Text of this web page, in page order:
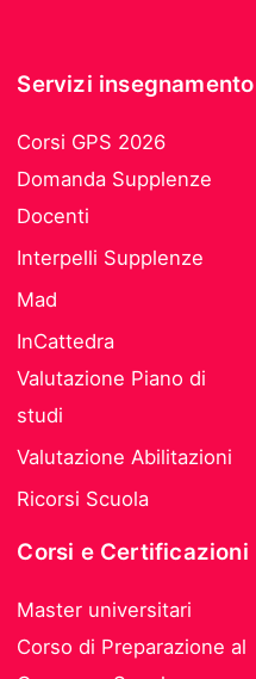
Servizi insegnamento
Corsi GPS 2026
Domanda Supplenze
Docenti
Interpelli Supplenze
Mad
InCattedra
Valutazione Piano di
studi
Valutazione Abilitazioni
Ricorsi Scuola
Corsi e Certificazioni
Master universitari
Corso di Preparazione al